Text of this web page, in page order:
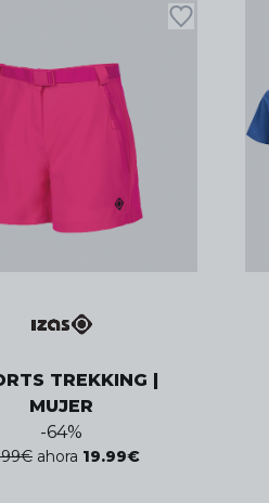
TREKKING |
MUJER
-64%
€ ahora 19.99€